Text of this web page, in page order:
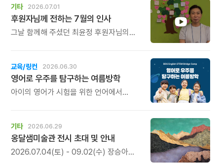
강연이 끝난 뒤에는 그 따뜻한 기억을 오래
간직할 수 있도록 슈링클스 키링 만들기
체험도 함께 진행됩니다. 아이부터
어른까지 누구나 쉽고 즐겁게 참여할 수
기타 2026.07.01
후원자님께 전하는 7월의 인사
그날 함께해 주셨던 최윤정 후원자님의
한 번 시청해 보세요. 후원의 의미와 따뜻한
마음을 함께 느껴보실 수 있습니다.
교육/링컨 2026.06.30
영어로 우주를 탐구하는 여름방학
아이의 영어가 시험을 위한 언어에서
기타 2026.06.29
옹달샘미술관 전시 초대 및 안내
2026.07.04(토) - 09.02(수) 장승아